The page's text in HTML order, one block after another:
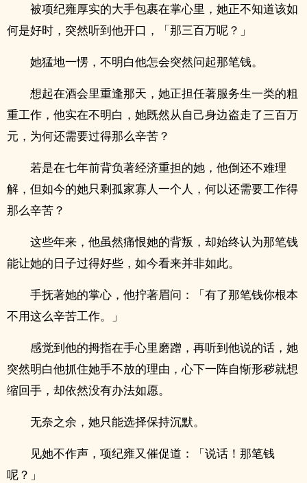
被项纪雍厚实的大手包裹在掌心里，她正不知道该如
何是好时，突然听到他开口，「那三百万呢？」
她猛地一愣，不明白他怎会突然问起那笔钱。
想起在酒会里重逢那天，她正担任著服务生一类的粗
重工作，他实在不明白，她既然从自己身边盗走了三百万
元，为何还需要过得那么辛苦？
若是在七年前背负著经济重担的她，他倒还不难理
解，但如今的她只剩孤家寡人一个人，何以还需要工作得
那么辛苦？
这些年来，他虽然痛恨她的背叛，却始终认为那笔钱
能让她的日子过得好些，如今看来并非如此。
手抚著她的掌心，他拧著眉问：「有了那笔钱你根本
不用这么辛苦工作。」
感觉到他的拇指在手心里磨蹭，再听到他说的话，她
突然明白他抓住她手不放的理由，心下一阵自惭形秽就想
缩回手，却依然没有办法如愿。
无奈之余，她只能选择保持沉默。
见她不作声，项纪雍又催促道：「说话！那笔钱
呢？」